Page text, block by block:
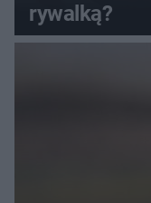
rywalką?